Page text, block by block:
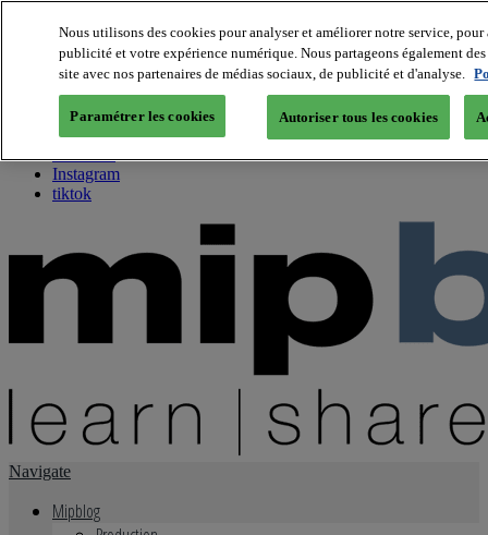
About us
Twitter
Facebook
Youtube
Instagram
tiktok
Navigate
Mipblog
Nous utilisons des cookies pour analyser et améliorer notre service,
publicité et votre expérience numérique. Nous partageons également
site avec nos partenaires de médias sociaux, de publicité et d'analyse.
Paramétrer les cookies Autoriser tous les cookies